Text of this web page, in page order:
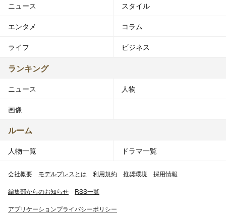
ニュース スタイル
エンタメ コラム
ライフ ビジネス
ランキング
ニュース 人物
画像
ルーム
人物一覧 ドラマ一覧
会社概要 モデルプレスとは 利用規約 推奨環境 採用情報
編集部からのお知らせ RSS一覧
アプリケーションプライバシーポリシー